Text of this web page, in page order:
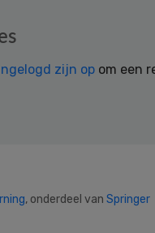
zijn op om een
, onderdeel van Springer